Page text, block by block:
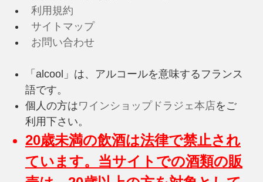
利用規約
サイトマップ
お問い合わせ
「alcool」は、アルコールを意味するフランス
語です。
個人の方はワインショップドラジェ本店をご
利用下さい。
20歳未満の飲酒は法律で禁止され
ています。当サイトでの酒類の販